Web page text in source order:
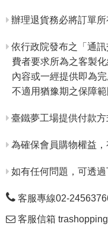
辦理退貨務必將訂單
依行政院發布之「通
費者要求所為之客製
內容或一經提供即為
不適用猶豫期之保障範
臺鐵夢工場提供付款方
為確保會員購物權益
如有任何問題，可透
客服專線02-
客服信箱